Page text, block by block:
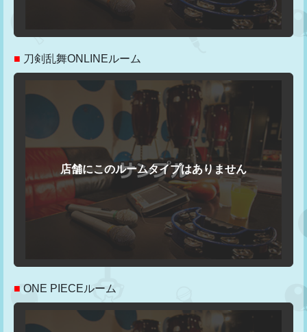
■ 刀剣乱舞ONLINEルーム
■ ONE PIECEルーム